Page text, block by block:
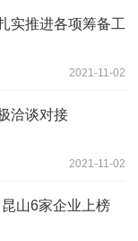
实推进各项筹备工
2021-11-02
洽谈对接
2021-11-02
山6家企业上榜